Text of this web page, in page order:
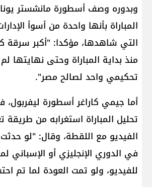
وبدوره وصف أسطورة مانشستر
المباراة بأنها واحدة من أسوأ
التي شاهدها، مؤكدا: "أكبر سرقة
منذ بداية المباراة وحتى نهايتها
تحكيمي واحد لصالح مصر".
أما جيمي كاراغر أسطورة ليفربول،
تحليل المباراة استغرابه من طريقة
الفيديو مع اللقطة، وقال: "لو
في الدوري الإنجليزي أو الإسباني
للفيديو، ولو تمت العودة لما تم